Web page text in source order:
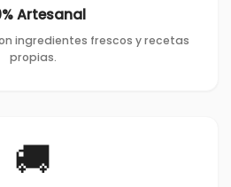
Artesanal
ingredientes frescos y recetas
propias.
🚚